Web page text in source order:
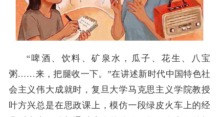
“啤酒、饮料、矿泉水，瓜子、花生、八宝
粥……来，把腿收一下。”在讲述新时代中国特色社
会主义伟大成就时，复旦大学马克思主义学院教授
叶方兴总是在思政课上，模仿一段绿皮火车上的经